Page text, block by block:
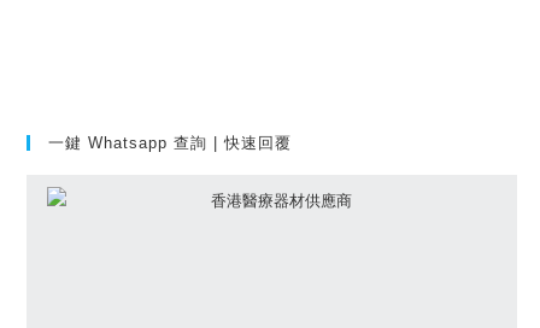
一鍵 Whatsapp 查詢 | 快速回覆